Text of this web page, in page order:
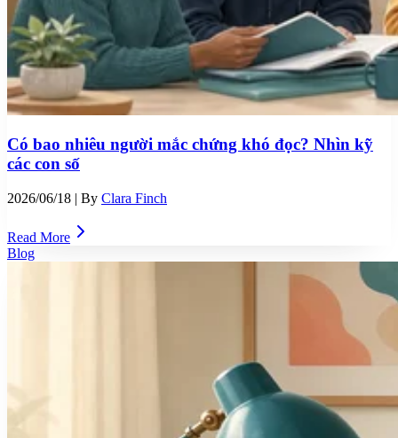
Có bao nhiêu người mắc chứng khó đọc? Nhìn kỹ
các con số
2026/06/18 | By Clara Finch
Read More
Blog